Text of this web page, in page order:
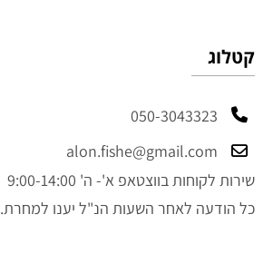
קטלוג
050-3043323
alon.fishe@gmail.com
שירות לקוחות בווצטאפ א'- ה' 9:00-14:00
כל הודעה לאחר השעות הנ"ל יענו למחרת.